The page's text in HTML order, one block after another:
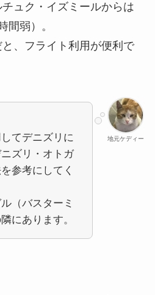
ュク・イズミールからは
間弱）。
、フライト利用が便利で
地元ケディー
てデニズリに
ズリ・オトガ
参考にしてく
（バスターミ
にあります。